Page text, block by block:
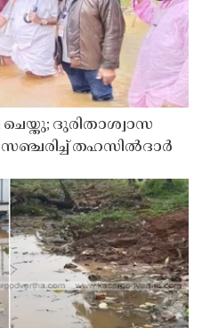
ദുരിതാശ്വാസ
സഞ്ചരിച്ച് തഹസിൽദാർ